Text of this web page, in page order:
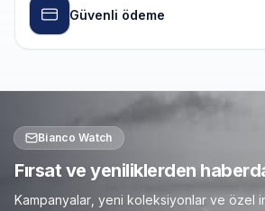
Güvenli ödeme
Bianco Watch
Fırsat ve yeniliklerden
Kampanyalar, yeni koleksiyonlar ve özel